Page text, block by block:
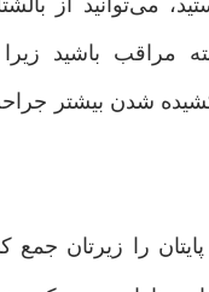
می‌توانید از
مراقب باشید
شدن بیشتر
را زیرتان جمع